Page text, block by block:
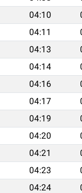
04:10
04:11
04:13
04:14
04:16
04:17
04:19
04:20
04:21
04:23
04:24